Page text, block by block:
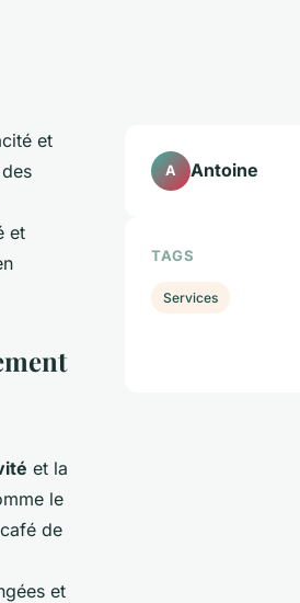
et
et
et la
le
de
et
A Antoine
TAGS
Services